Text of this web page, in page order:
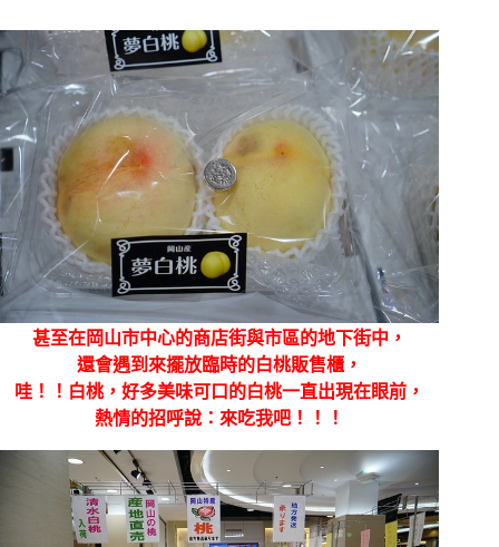
甚至在岡山市中心的商店街與市區的地下街中，
還會遇到來擺放臨時的白桃販售櫃，
哇！！白桃，好多美味可口的白桃一直出現在眼前，
熱情的招呼說：來吃我吧！！！